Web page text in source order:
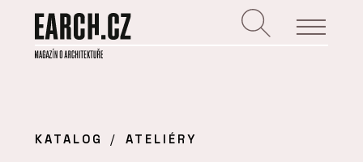
KATALOG ATELIÉRY